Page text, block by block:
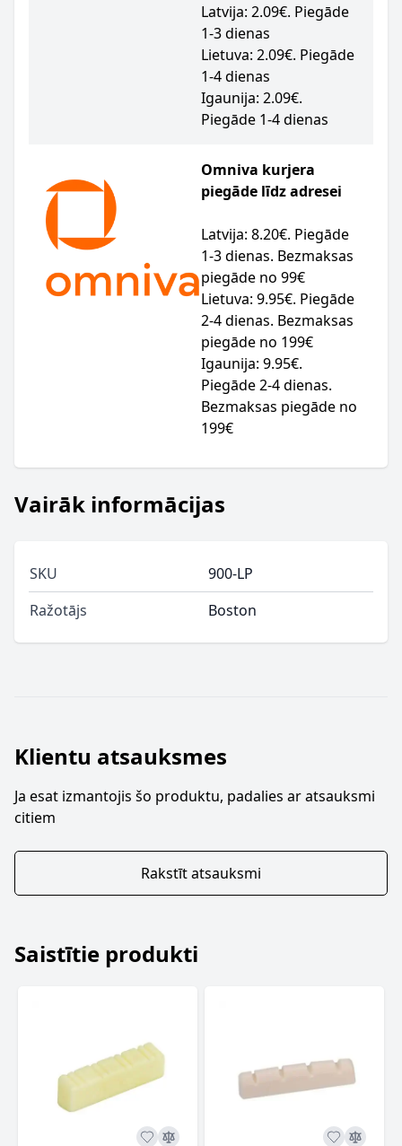
Latvija: 2.09€. Piegāde
1-3 dienas
Lietuva: 2.09€. Piegāde
1-4 dienas
Igaunija: 2.09€.
Piegāde 1-4 dienas
Omniva kurjera
piegāde līdz adresei
Latvija: 8.20€. Piegāde
1-3 dienas. Bezmaksas
piegāde no 99€
Lietuva: 9.95€. Piegāde
2-4 dienas. Bezmaksas
piegāde no 199€
Igaunija: 9.95€.
Piegāde 2-4 dienas.
Bezmaksas piegāde no
199€
Vairāk informācijas
SKU
900-LP
Ražotājs
Boston
Klientu atsauksmes
Ja esat izmantojis šo produktu, padalies ar atsauksmi
citiem
Rakstīt atsauksmi
Saistītie produkti